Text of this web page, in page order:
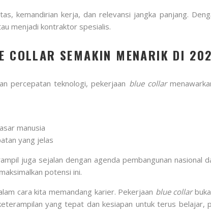
kemandirian kerja, dan relevansi jangka panjang.
menjadi kontraktor spesialis.
COLLAR SEMAKIN MENARIK DI
percepatan teknologi, pekerjaan blue collar
manusia
yang jelas
juga sejalan dengan agenda pembangunan nasional
potensi ini.
cara kita memandang karier. Pekerjaan blue collar
yang tepat dan kesiapan untuk terus